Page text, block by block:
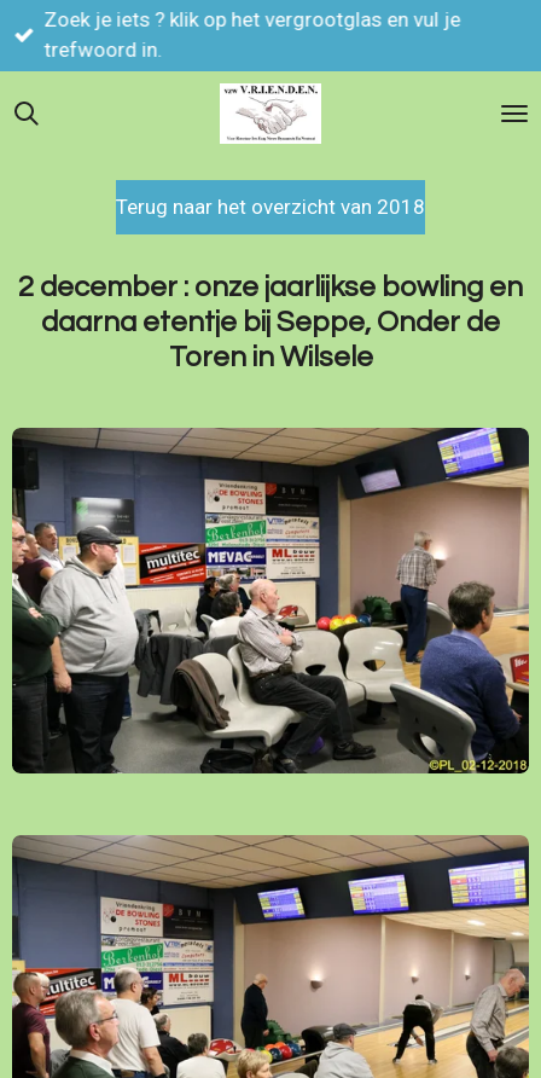
Ga
direct
de
Zoek je iets ? klik op het vergrootglas en vul je
trefwoord in.
Terug naar het overzicht van 2018
2 december : onze jaarlijkse bowling en
daarna etentje bij Seppe, Onder de
Toren in Wilsele